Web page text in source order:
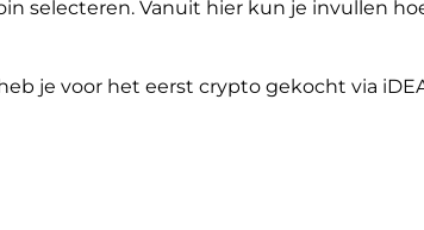
selecteren. Vanuit hier kun je invullen
je voor het eerst crypto gekocht via